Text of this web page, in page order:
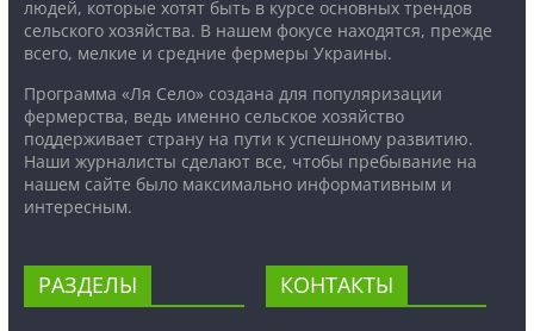
людей, которые хотят быть в курсе основных трендов
сельского хозяйства. В нашем фокусе находятся, прежде
всего, мелкие и средние фермеры Украины.
Программа «Ля Село» создана для популяризации
фермерства, ведь именно сельское хозяйство
поддерживает страну на пути к успешному развитию.
Наши журналисты сделают все, чтобы пребывание на
нашем сайте было максимально информативным и
интересным.
РАЗДЕЛЫ КОНТАКТЫ